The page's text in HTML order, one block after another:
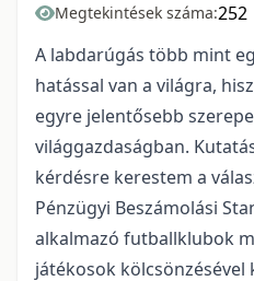
Megtekintések száma:252
A labdarúgás több mint
hatással van a világra,
egyre jelentősebb
világgazdaságban.
kérdésre kerestem a
Pénzügyi Beszámolási
alkalmazó futballklubok
játékosok